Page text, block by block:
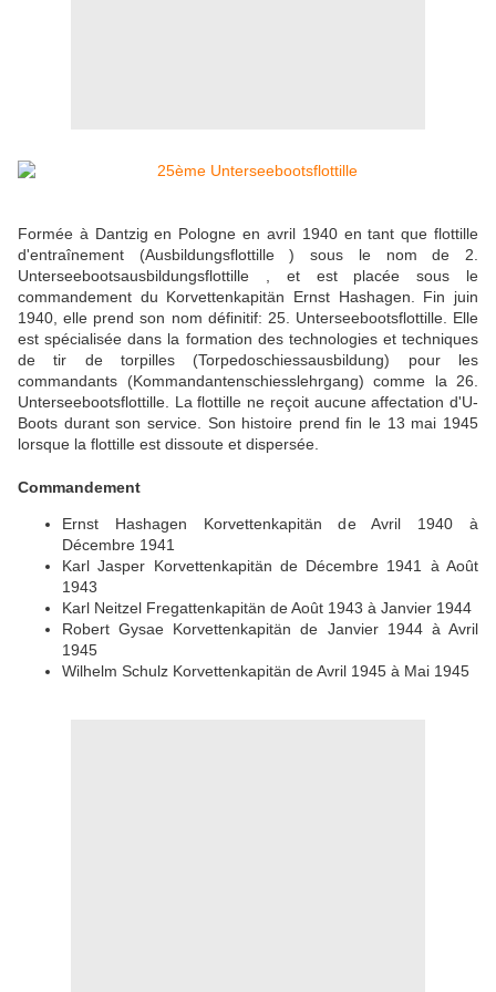
Formée à Dantzig en Pologne en avril 1940 en tant que flottille
d'entraînement (Ausbildungsflottille ) sous le nom de 2.
Unterseebootsausbildungsflottille , et est placée sous le
commandement du Korvettenkapitän Ernst Hashagen. Fin juin
1940, elle prend son nom définitif: 25. Unterseebootsflottille. Elle
est spécialisée dans la formation des technologies et techniques
de tir de torpilles (Torpedoschiessausbildung) pour les
commandants (Kommandantenschiesslehrgang) comme la 26.
Unterseebootsflottille. La flottille ne reçoit aucune affectation d'U-
Boots durant son service. Son histoire prend fin le 13 mai 1945
lorsque la flottille est dissoute et dispersée.
Commandement
Ernst Hashagen Korvettenkapitän de Avril 1940 à
Décembre 1941
Karl Jasper Korvettenkapitän de Décembre 1941 à Août
1943
Karl Neitzel Fregattenkapitän de Août 1943 à Janvier 1944
Robert Gysae Korvettenkapitän de Janvier 1944 à Avril
1945
Wilhelm Schulz Korvettenkapitän de Avril 1945 à Mai 1945